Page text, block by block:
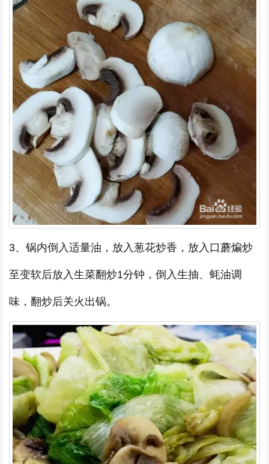
3、锅内倒入适量油，放入葱花炒香，放入口蘑煸炒
至变软后放入生菜翻炒1分钟，倒入生抽、蚝油调
味，翻炒后关火出锅。